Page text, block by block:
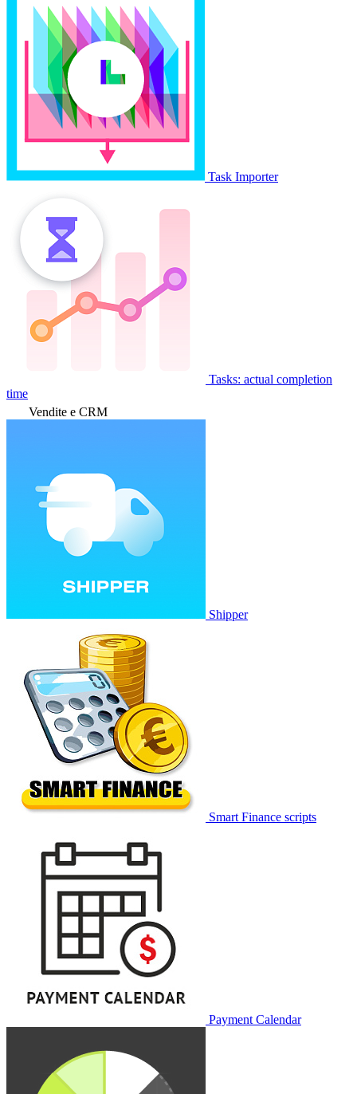
Task Importer
Tasks: actual completion
time
Vendite e CRM
Shipper
Smart Finance scripts
Payment Calendar